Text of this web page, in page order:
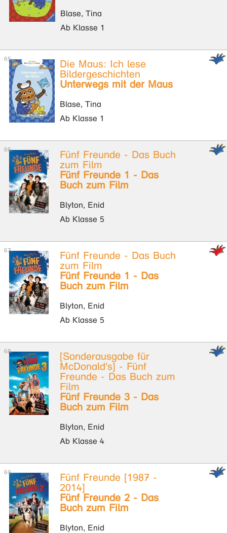
Blase, Tina
Ab Klasse 1
Die Maus: Ich lese
Bildergeschichten
Unterwegs mit der Maus
Blase, Tina
Ab Klasse 1
Fünf Freunde - Das Buch
zum Film
Fünf Freunde 1 - Das
Buch zum Film
Blyton, Enid
Ab Klasse 5
Fünf Freunde - Das Buch
zum Film
Fünf Freunde 1 - Das
Buch zum Film
Blyton, Enid
Ab Klasse 5
[Sonderausgabe für
McDonald's] - Fünf
Freunde - Das Buch zum
Film
Fünf Freunde 3 - Das
Buch zum Film
Blyton, Enid
Ab Klasse 4
Fünf Freunde [1987 -
2014]
Fünf Freunde 2 - Das
Buch zum Film
Blyton, Enid